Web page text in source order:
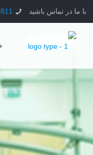
با ما در تماس باشید